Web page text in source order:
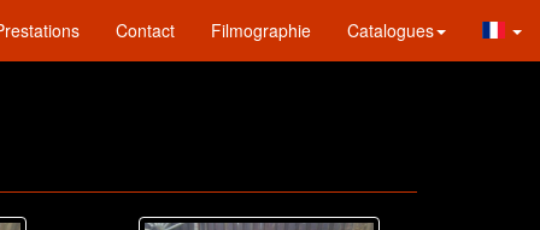
Contact Filmographie Catalogues